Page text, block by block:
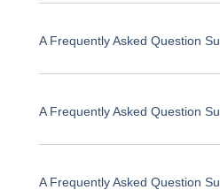
A Frequently Asked Question
A Frequently Asked Question
A Frequently Asked Question